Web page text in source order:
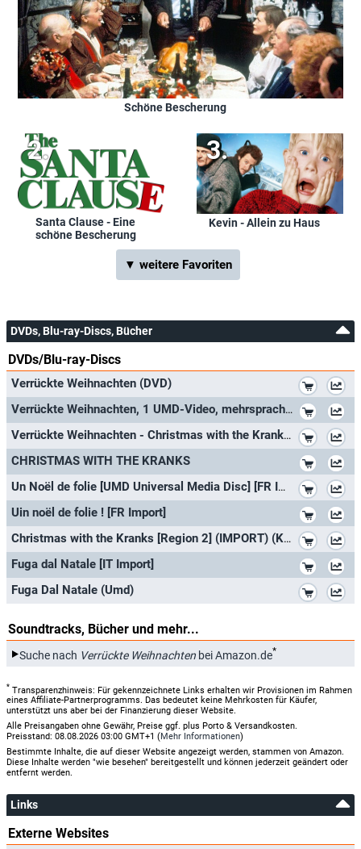
Schöne Bescherung
Santa Clause - Eine
schöne Bescherung
Kevin - Allein zu Haus
▼ weitere Favoriten
DVDs, Blu-ray-Discs, Bücher
DVDs/Blu-ray-Discs
Verrückte Weihnachten (DVD)
Verrückte Weihnachten, 1 UMD-Video, mehrsprach. Version: Für PlayStation Portable.USA
Verrückte Weihnachten - Christmas with the Kranks [Edition 2008 - Inkl. 2 Bonus-Tracks]
CHRISTMAS WITH THE KRANKS
Un Noël de folie [UMD Universal Media Disc] [FR Import]
Uin noël de folie ! [FR Import]
Christmas with the Kranks [Region 2] (IMPORT) (Keine deutsche Version)
Fuga dal Natale [IT Import]
Fuga Dal Natale (Umd)
Soundtracks, Bücher und mehr...
Suche nach Verrückte Weihnachten bei Amazon.de*
* Transparenzhinweis: Für gekennzeichnete Links erhalten wir Provisionen im Rahmen
eines Affiliate-Partnerprogramms. Das bedeutet keine Mehrkosten für Käufer,
unterstützt uns aber bei der Finanzierung dieser Website.
Alle Preisangaben ohne Gewähr, Preise ggf. plus Porto & Versandkosten.
Preisstand: 08.08.2026 03:00 GMT+1 (Mehr Informationen)
Bestimmte Inhalte, die auf dieser Website angezeigt werden, stammen von Amazon.
Diese Inhalte werden "wie besehen" bereitgestellt und können jederzeit geändert oder
entfernt werden.
Links
Externe Websites